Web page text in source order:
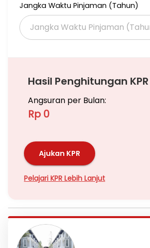
Jangka Waktu Pinjaman (Tahun)
Hasil Penghitungan KPR
Angsuran per Bulan:
Rp 0
Ajukan KPR
Pelajari KPR Lebih Lanjut